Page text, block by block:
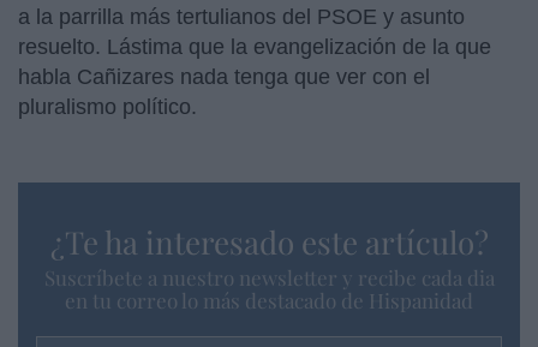
a la parrilla más tertulianos del PSOE y asunto
resuelto. Lástima que la evangelización de la que
habla Cañizares nada tenga que ver con el
pluralismo político.
¿Te ha interesado este artículo?
Suscríbete a nuestro newsletter y recibe cada dia
en tu correo lo más destacado de Hispanidad